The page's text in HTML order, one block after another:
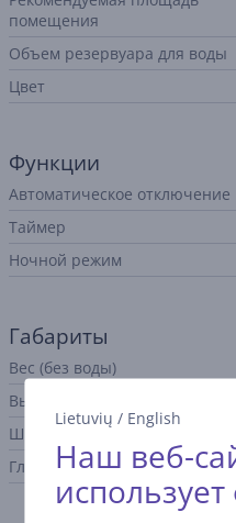
Lietuvių / English
Наш веб-
помещения
Объем резервуара для воды
Цвет
Функции
Автоматическое отключение
Таймер
Ночной режим
Габариты
Вес (без воды)
Высота
Ширина
Глубина